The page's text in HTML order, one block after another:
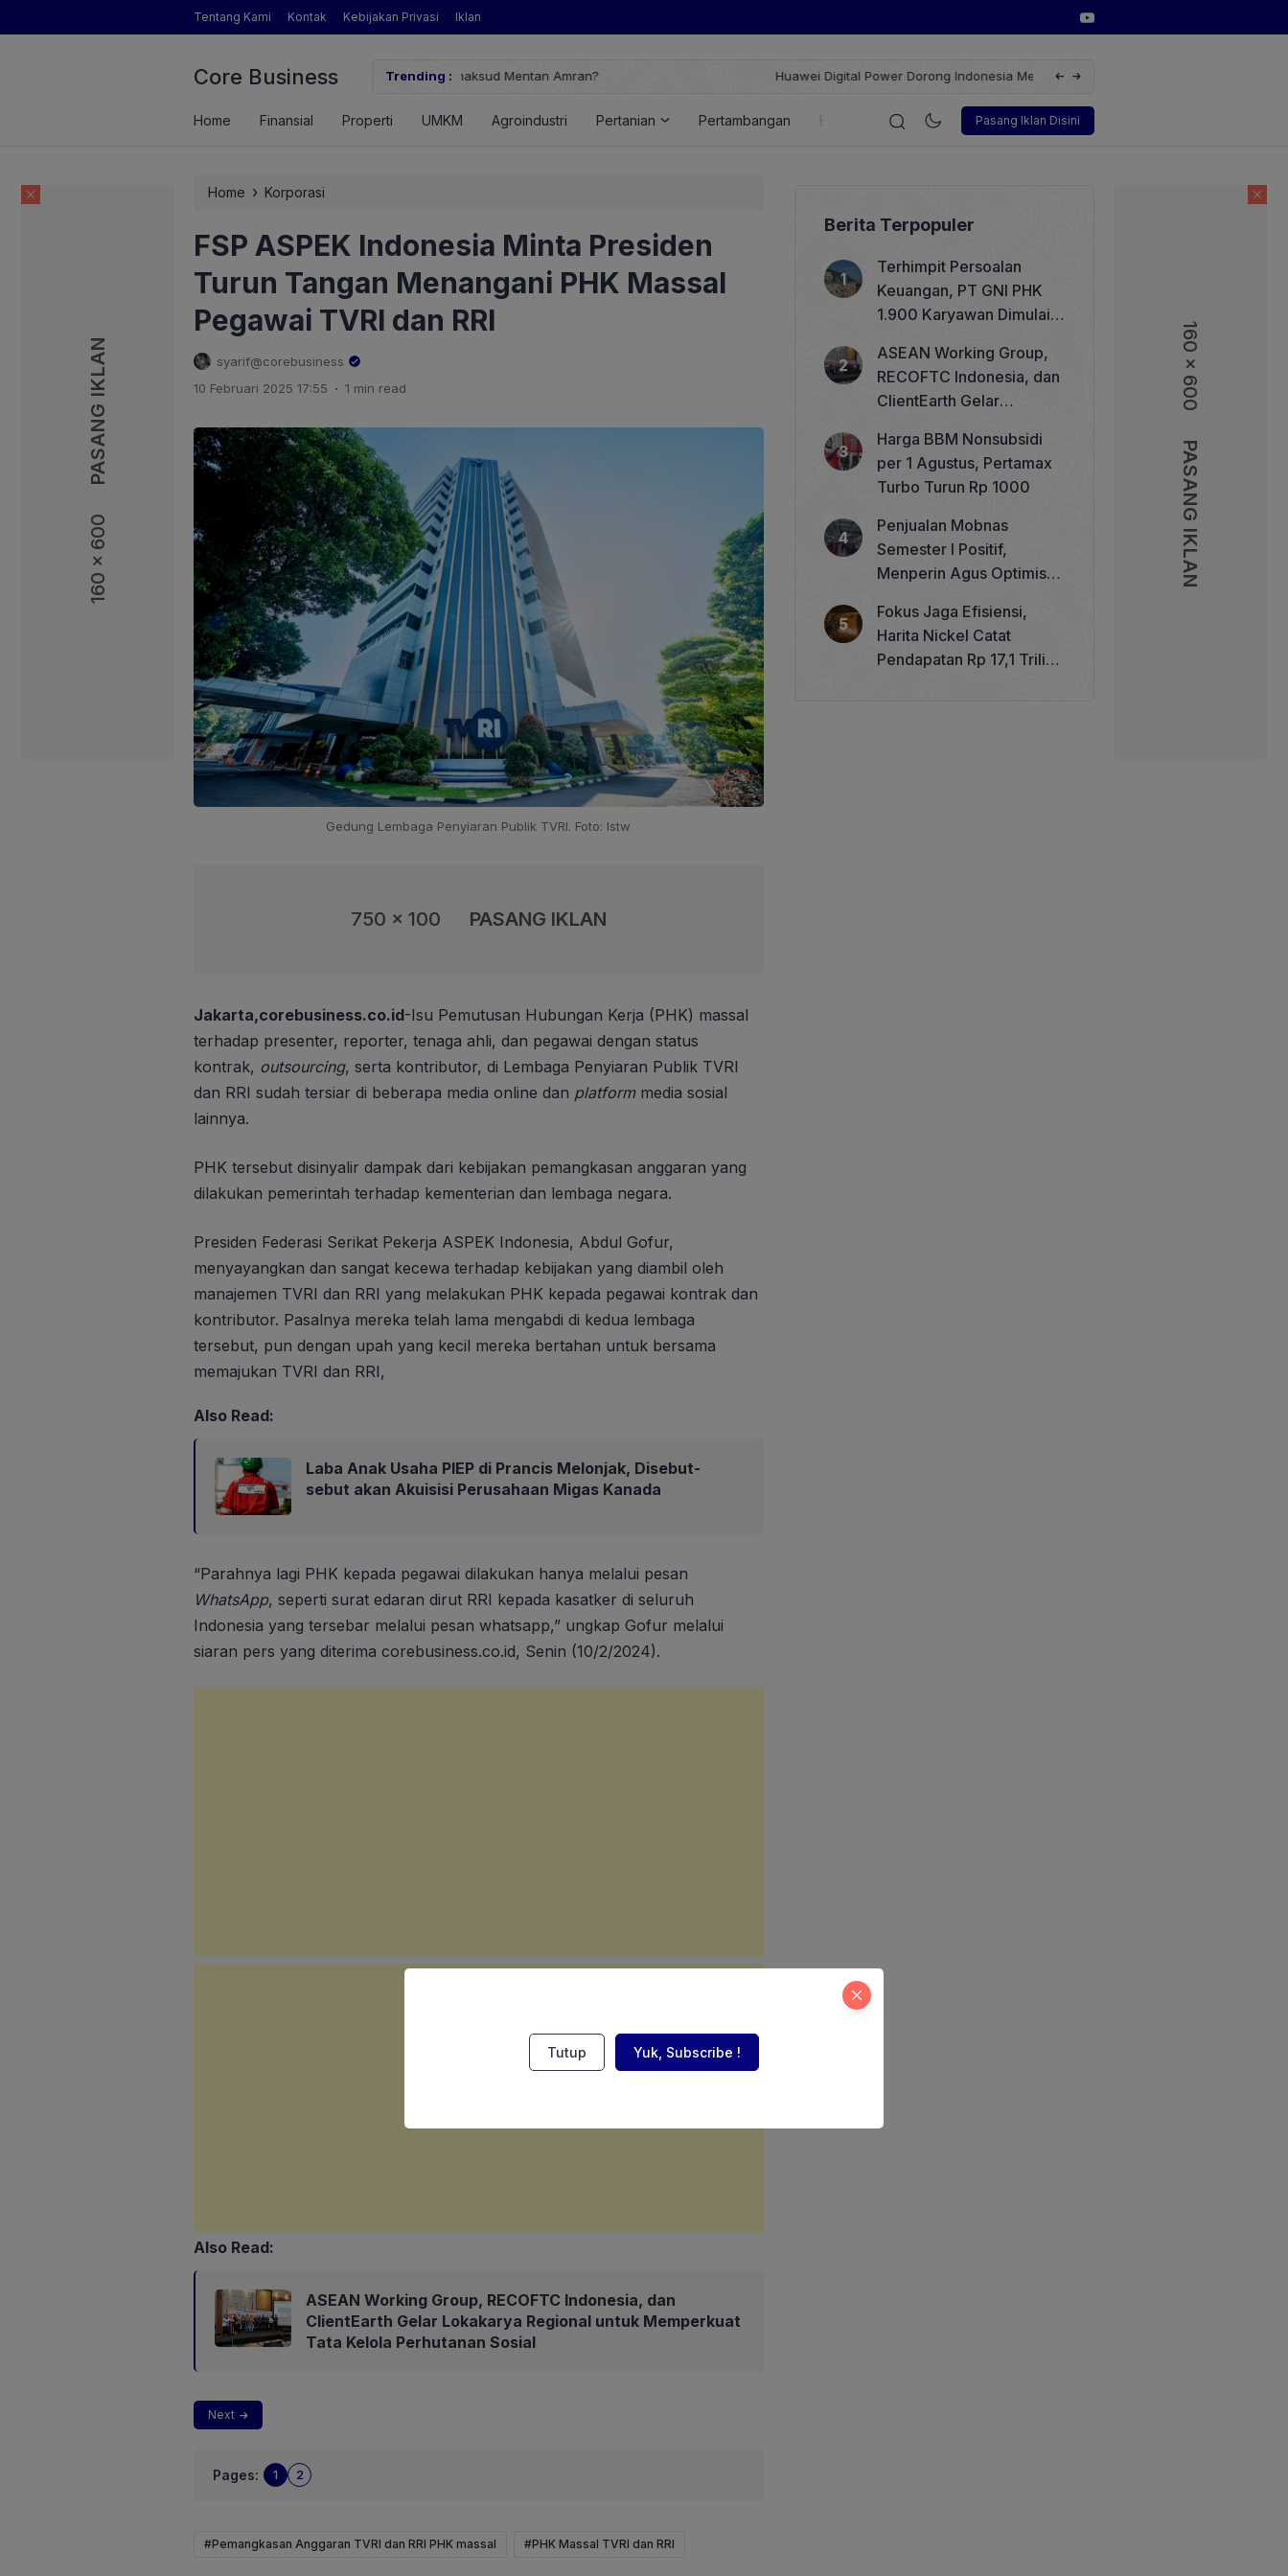
160 x 600
PASANG IKLAN 160 x 600
PASANG IKLAN
Tentang Kami Kontak Kebijakan Privasi Iklan
Core Business Trending :
Pertanian yang Dimaksud Mentan Amran?
Huawei Digital Power Dorong Indonesia Menuju Revolusi Energi Terbarukan dengan Solusi
Wakil Direktur Utama PT Pelindo,
Pasang Iklan Disini
Home Finansial Properti UMKM Agroindustri Pertanian Pertambangan Energi Korporasi Teknologi Otomotif
160 x 600
PASANG IKLAN
Home › Korporasi
FSP ASPEK Indonesia Minta Presiden
Turun Tangan Menangani PHK Massal
Pegawai TVRI dan RRI
syarif@corebusiness
10 Februari 2025 17:55 . 1 min read
Gedung Lembaga Penyiaran Publik TVRI. Foto: Istw
750 x 100 PASANG IKLAN
Jakarta,corebusiness.co.id-Isu Pemutusan Hubungan Kerja (PHK) massal
terhadap presenter, reporter, tenaga ahli, dan pegawai dengan status
kontrak, outsourcing, serta kontributor, di Lembaga Penyiaran Publik TVRI
dan RRI sudah tersiar di beberapa media online dan platformmedia sosial
lainnya.
PHK tersebut disinyalir dampak dari kebijakan pemangkasan anggaran yang
dilakukan pemerintah terhadap kementerian dan lembaga negara.
Presiden Federasi Serikat Pekerja ASPEK Indonesia, Abdul Gofur,
menyayangkan dan sangat kecewa terhadap kebijakan yang diambil oleh
manajemen TVRI dan RRI yang melakukan PHK kepada pegawai kontrak dan
kontributor. Pasalnya mereka telah lama mengabdi di kedua lembaga
tersebut, pun dengan upah yang kecil mereka bertahan untuk bersama
memajukan TVRI dan RRI,
Also Read:
Laba Anak Usaha PIEP di Prancis Melonjak, Disebut-
sebut akan Akuisisi Perusahaan Migas Kanada
“Parahnya lagi PHK kepada pegawai dilakukan hanya melalui pesan
WhatsApp, seperti surat edaran dirut RRI kepada kasatker di seluruh
Indonesia yang tersebar melalui pesan whatsapp,” ungkap Gofur melalui
siaran pers yang diterima corebusiness.co.id, Senin (10/2/2024).
Also Read:
ASEAN Working Group, RECOFTC Indonesia, dan
ClientEarth Gelar Lokakarya Regional untuk Memperkuat
Tata Kelola Perhutanan Sosial
Next
Pages: 1 2
#Pemangkasan Anggaran TVRI dan RRI PHK massal #PHK Massal TVRI dan RRI
Berita Terpopuler
Terhimpit Persoalan
Keuangan, PT GNI PHK
1.900 Karyawan Dimulai 5
ASEAN Working Group,
RECOFTC Indonesia, dan
ClientEarth Gelar
Memperkuat Tata Kelola
Perhutanan Sosial
Harga BBM Nonsubsidi
per 1 Agustus, Pertamax
Turbo Turun Rp 1000
Penjualan Mobnas
Semester I Positif,
Menperin Agus Optimistis
Fokus Jaga Efisiensi,
Harita Nickel Catat
Pendapatan Rp 17,1 Triliun
Tutup Yuk, Subscribe !